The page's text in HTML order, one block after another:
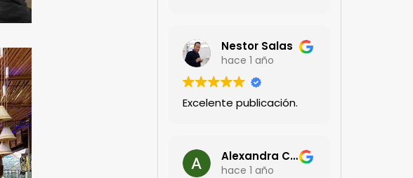
técnicas. Gracias por
mantenernos al día.mil
GRACIAS
Nestor Salas
hace 1 año
Excelente publicación.
Alexandra Castillo
hace 1 año